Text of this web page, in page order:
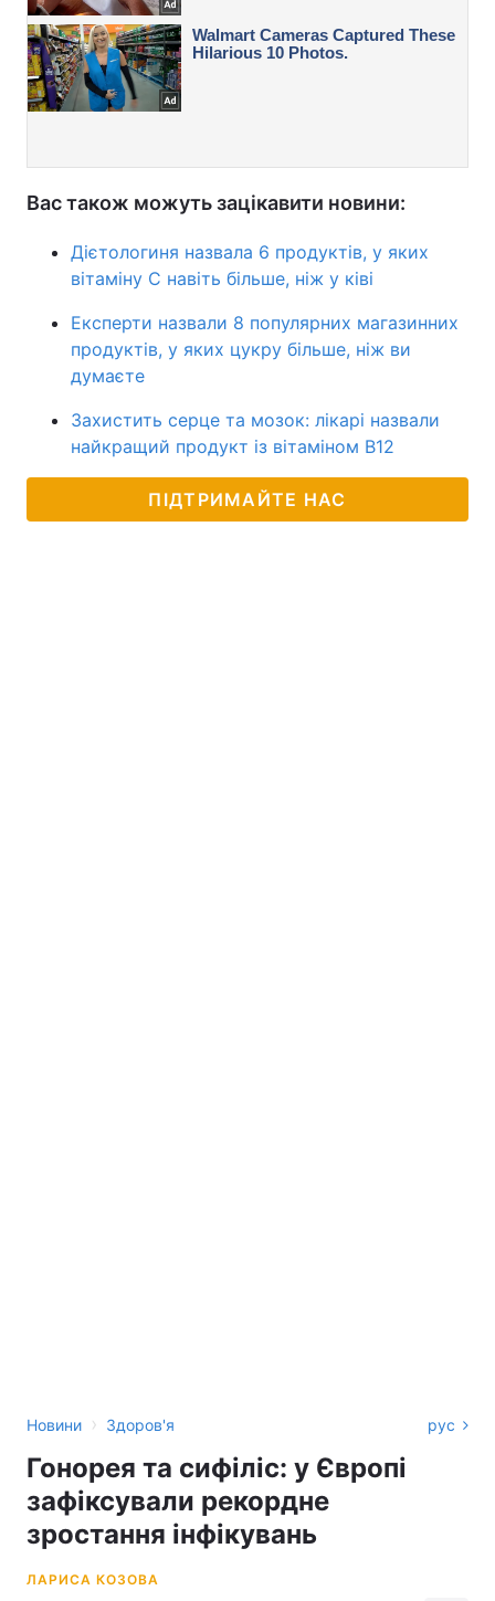
Вас також можуть зацікавити новини:
Дієтологиня назвала 6 продуктів, у яких
вітаміну С навіть більше, ніж у ківі
Експерти назвали 8 популярних магазинних
продуктів, у яких цукру більше, ніж ви
думаєте
Захистить серце та мозок: лікарі назвали
найкращий продукт із вітаміном B12
ПІДТРИМАЙТЕ НАС
Новини › Здоров'я рус
Гонорея та сифіліс: у Європі
зафіксували рекордне
зростання інфікувань
ЛАРИСА КОЗОВА